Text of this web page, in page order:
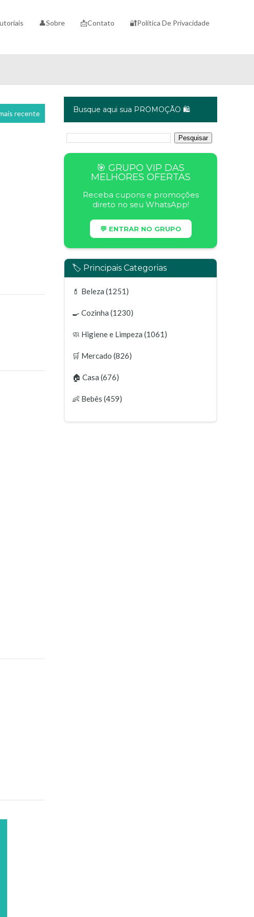
👤Sobre 📩Contato 🔐Política De Privacidade
recente
Busque aqui sua PROMOÇÃO 🛍️
🎯 GRUPO VIP DAS
MELHORES OFERTAS
Receba cupons e promoções
direto no seu WhatsApp!
💬 ENTRAR NO GRUPO
🏷️ Principais Categorias
💄 Beleza (1251)
🍳 Cozinha (1230)
🧼 Higiene e Limpeza (1061)
🛒 Mercado (826)
🏠 Casa (676)
👶 Bebês (459)